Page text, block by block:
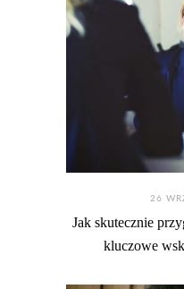
26
Jak skutecznie
kluczowe